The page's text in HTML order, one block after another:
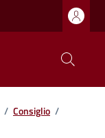
/ Consiglio /